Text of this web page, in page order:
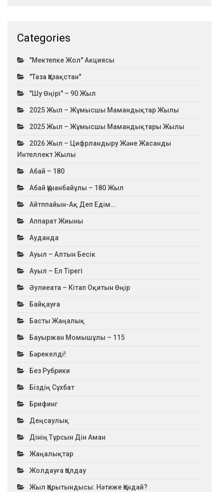
Categories
"Мектепке Жол" Акциясы
"Таза Қазақстан"
"Шу Өңірі" – 90 Жыл
2025 Жыл – Жұмысшы Мамандықтар Жылы
2025 Жыл – Жұмысшы Мамандықтары Жылы
2026 Жыл – Цифрландыру Және Жасанды
Интеллект Жылы
Абай – 180
Абай Құнанбайұлы – 180 Жыл
Айтппайын-Ақ Деп Едім…
Аппарат Жиыны
Ауданда
Ауыл – Алтын Бесік
Ауыл – Ел Тірегі
Әулиеата – Кітап Оқитын Өңір
Байқауға
Басты Жаңалық
Бауыржан Момышұлы – 115
Бәрекелді!
Без Рубрики
Біздің Сұхбат
Брифинг
Деңсаулық
Дінің Тұрсын Дін Аман
Жаңалықтар
Жолдауға Қолдау
Жыл Қорытындысы: Нәтиже Қандай?